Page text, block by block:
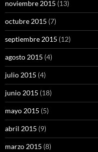
noviembre 2015 (13)
octubre 2015 (7)
septiembre 2015 (12)
agosto 2015 (4)
julio 2015 (4)
junio 2015 (18)
mayo 2015 (5)
abril 2015 (9)
marzo 2015 (8)